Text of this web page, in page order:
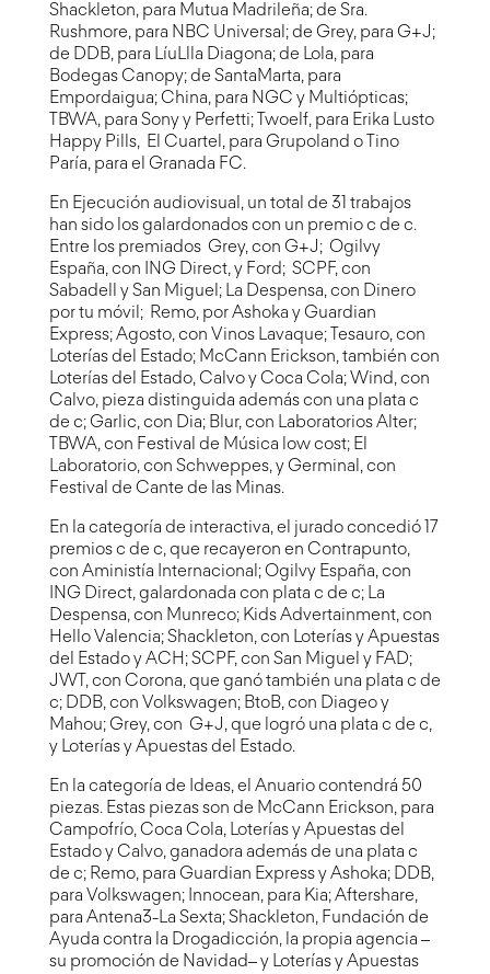
Shackleton, para Mutua Madrileña; de Sra.
Rushmore, para NBC Universal; de Grey, para G+J;
de DDB, para LíuLlla Diagona; de Lola, para
Bodegas Canopy; de SantaMarta, para
Empordaigua; China, para NGC y Multiópticas;
TBWA, para Sony y Perfetti; Twoelf, para Erika Lusto
Happy Pills, El Cuartel, para Grupoland o Tino
Paría, para el Granada FC.
En Ejecución audiovisual, un total de 31 trabajos
han sido los galardonados con un premio c de c.
Entre los premiados Grey, con G+J; Ogilvy
España, con ING Direct, y Ford; SCPF, con
Sabadell y San Miguel; La Despensa, con Dinero
por tu móvil; Remo, por Ashoka y Guardian
Express; Agosto, con Vinos Lavaque; Tesauro, con
Loterías del Estado; McCann Erickson, también con
Loterías del Estado, Calvo y Coca Cola; Wind, con
Calvo, pieza distinguida además con una plata c
de c; Garlic, con Dia; Blur, con Laboratorios Alter;
TBWA, con Festival de Música low cost; El
Laboratorio, con Schweppes, y Germinal, con
Festival de Cante de las Minas.
En la categoría de interactiva, el jurado concedió 17
premios c de c, que recayeron en Contrapunto,
con Aministía Internacional; Ogilvy España, con
ING Direct, galardonada con plata c de c; La
Despensa, con Munreco; Kids Advertainment, con
Hello Valencia; Shackleton, con Loterías y Apuestas
del Estado y ACH; SCPF, con San Miguel y FAD;
JWT, con Corona, que ganó también una plata c de
c; DDB, con Volkswagen; BtoB, con Diageo y
Mahou; Grey, con G+J, que logró una plata c de c,
y Loterías y Apuestas del Estado.
En la categoría de Ideas, el Anuario contendrá 50
piezas. Estas piezas son de McCann Erickson, para
Campofrío, Coca Cola, Loterías y Apuestas del
Estado y Calvo, ganadora además de una plata c
de c; Remo, para Guardian Express y Ashoka; DDB,
para Volkswagen; Innocean, para Kia; Aftershare,
para Antena3-La Sexta; Shackleton, Fundación de
Ayuda contra la Drogadicción, la propia agencia –
su promoción de Navidad– y Loterías y Apuestas